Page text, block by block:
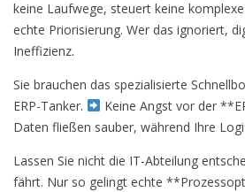
keine Laufwege, steuert keine
echte Priorisierung. Wer das ignoriert,
Ineffizienz.
Sie brauchen das spezialisierte
ERP-Tanker.
Keine Angst vor der
Daten fließen sauber, während Ihre
Lassen Sie nicht die IT-Abteilung
fährt. Nur so gelingt echte